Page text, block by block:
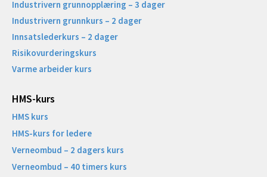
Industrivern grunnopplæring – 3 dager
Industrivern grunnkurs – 2 dager
Innsatslederkurs – 2 dager
Risikovurderingskurs
Varme arbeider kurs
HMS-kurs
HMS kurs
HMS-kurs for ledere
Verneombud – 2 dagers kurs
Verneombud – 40 timers kurs